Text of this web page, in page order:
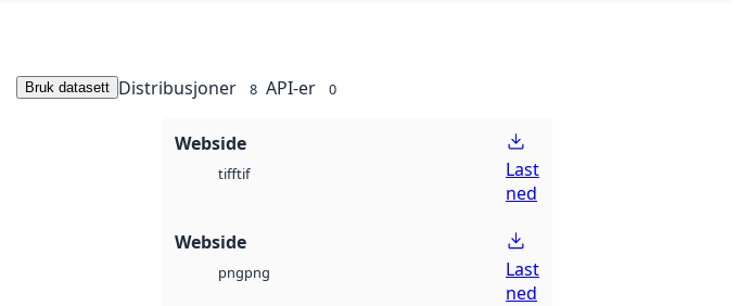
Bruk datasett Distribusjoner 8 API-er 0
Webside
tifftif
Last
ned
Webside
pngpng
Last
ned